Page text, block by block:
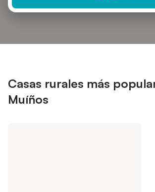
Casas rurales más
Muíños